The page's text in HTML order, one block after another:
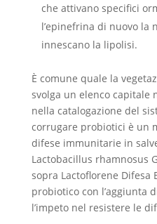
che attivano specifici
l’epinefrina di nuovo la
innescano la lipolisi.
È comune quale la
svolga un elenco capitale
nella catalogazione del
corrugare probiotici è un
difese immunitarie in
Lactobacillus rhamnosus
sopra Lactoflorene Difesa
probiotico con l’aggiunta
l’impeto nel resistere le